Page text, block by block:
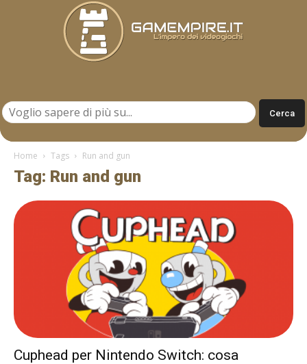
Home Tags Run and gun
Tag: Run and gun
Cuphead per Nintendo Switch: cosa